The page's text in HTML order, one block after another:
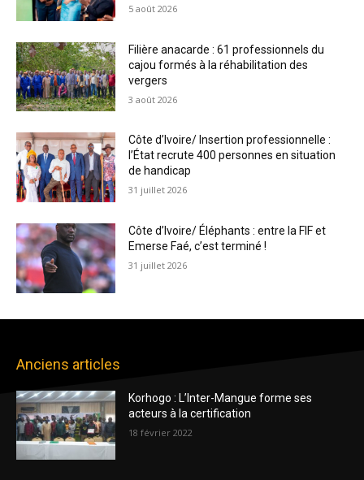
5 août 2026
Filière anacarde : 61 professionnels du
cajou formés à la réhabilitation des
vergers
3 août 2026
Côte d’Ivoire/ Insertion professionnelle :
l’État recrute 400 personnes en situation
de handicap
31 juillet 2026
Côte d’Ivoire/ Éléphants : entre la FIF et
Emerse Faé, c’est terminé !
31 juillet 2026
Anciens articles
Korhogo : L’Inter-Mangue forme ses
acteurs à la certification
18 février 2022